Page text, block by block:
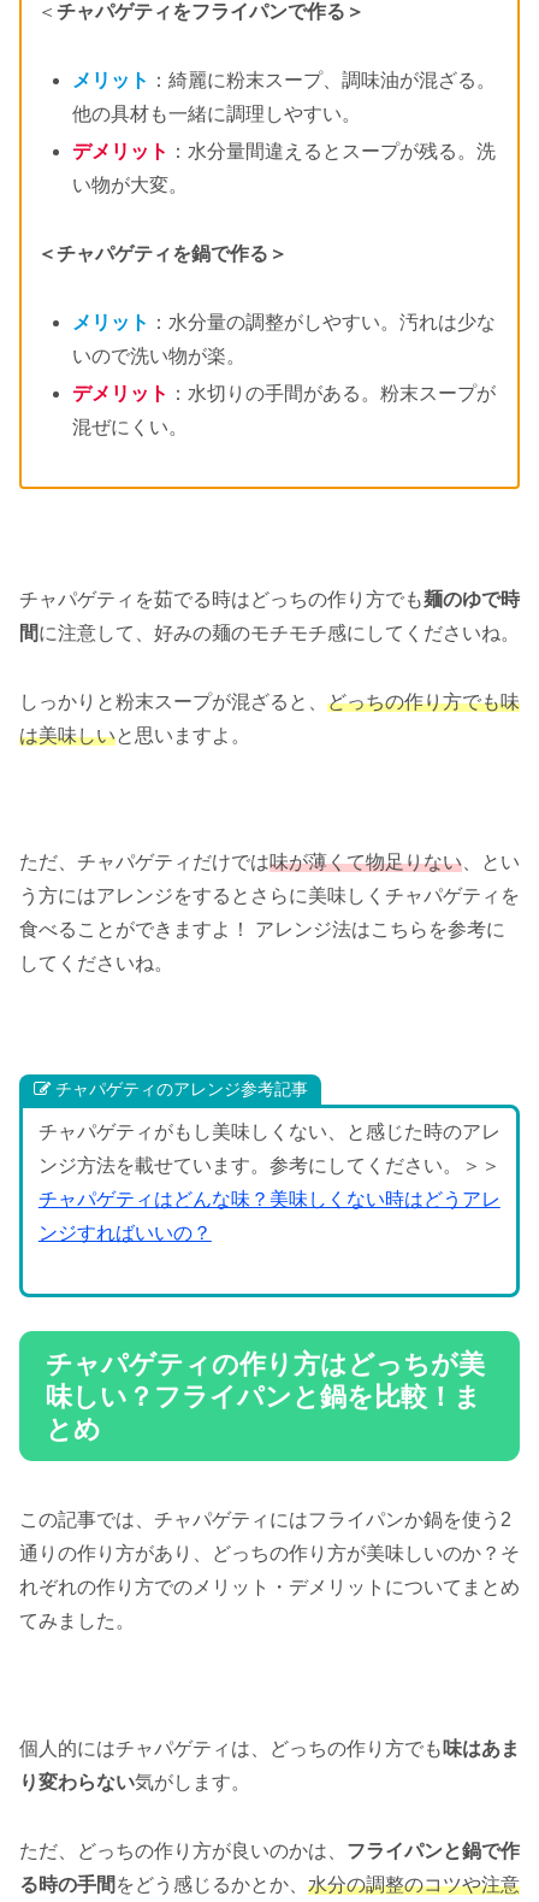
＜ チャパゲティをフライパンで作る＞
メリット ：綺麗に粉末スープ、調味油が混ざる。
他の具材も一緒に調理しやすい。
デメリット ：水分量間違えるとスープが残る。洗
い物が大変。
＜チャパゲティを鍋で作る＞
メリット ：水分量の調整がしやすい。汚れは少な
いので洗い物が楽。
デメリット ：水切りの手間がある。粉末スープが
混ぜにくい。
チャパゲティを茹でる時はどっちの作り方でも麺のゆで時
間に注意して、好みの麺のモチモチ感にしてくださいね。
しっかりと粉末スープが混ざると、 どっちの作り方でも味
は美味しいと思いますよ。
ただ、チャパゲティだけでは味が薄くて物足りない 、とい
う方にはアレンジをするとさらに美味しくチャパゲティを
食べることができますよ！ アレンジ法はこちらを参考に
してくださいね。
チャパゲティのアレンジ参考記事
チャパゲティがもし美味しくない、と感じた時のアレ
ンジ方法を載せています。参考にしてください。＞＞
チャパゲティはどんな味？美味しくない時はどうアレ
ンジすればいいの？
チャパゲティの作り方はどっちが美
味しい？フライパンと鍋を比較！ま
とめ
この記事では、チャパゲティにはフライパンか鍋を使う2
通りの作り方があり、どっちの作り方が美味しいのか？そ
れぞれの作り方でのメリット・デメリットについてまとめ
てみました。
個人的にはチャパゲティは、どっちの作り方でも 味はあま
り変わらない気がします。
ただ、どっちの作り方が良いのかは、 フライパンと鍋で作
る時の手間 をどう感じるかとか、 水分の調整のコツや注意